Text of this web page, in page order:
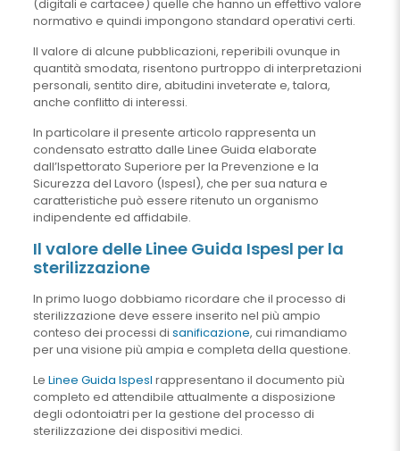
(digitali e cartacee) quelle che hanno un effettivo valore
normativo e quindi impongono standard operativi certi.
Il valore di alcune pubblicazioni, reperibili ovunque in
quantità smodata, risentono purtroppo di interpretazioni
personali, sentito dire, abitudini inveterate e, talora,
anche conflitto di interessi.
In particolare il presente articolo rappresenta un
condensato estratto dalle Linee Guida elaborate
dall’Ispettorato Superiore per la Prevenzione e la
Sicurezza del Lavoro (Ispesl), che per sua natura e
caratteristiche può essere ritenuto un organismo
indipendente ed affidabile.
Il valore delle Linee Guida Ispesl per la
sterilizzazione
In primo luogo dobbiamo ricordare che il processo di
sterilizzazione deve essere inserito nel più ampio
conteso dei processi di sanificazione, cui rimandiamo
per una visione più ampia e completa della questione.
Le Linee Guida Ispesl rappresentano il documento più
completo ed attendibile attualmente a disposizione
degli odontoiatri per la gestione del processo di
sterilizzazione dei dispositivi medici.